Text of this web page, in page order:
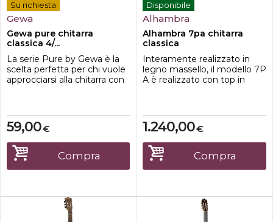
Su richiesta
Gewa
Gewa pure chitarra
classica 4/...
La serie Pure by Gewa è la
scelta perfetta per chi vuole
approcciarsi alla chitarra con
frequenze mantenendo il
peso dello strumento
ridotto, così da facilitare lo
studio anche aibambini più
piccoli. I tasti in tickel , ...
€
59,00
Compra
Disponibile
Alhambra
Alhambra 7pa chitarra
classica
Interamente realizzato in
legno massello, il modello 7P
A è realizzato con top in
l'abete tedesco per la tavola,
oltre ad offrire un colore più
chiaro a livello estetico,
genera caratteristiche
sonore diverse,...
€
1.240,00
Compra